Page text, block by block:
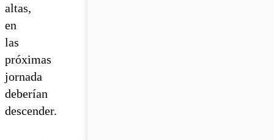
altas,
en
las
próximas
jornada
deberían
descender.